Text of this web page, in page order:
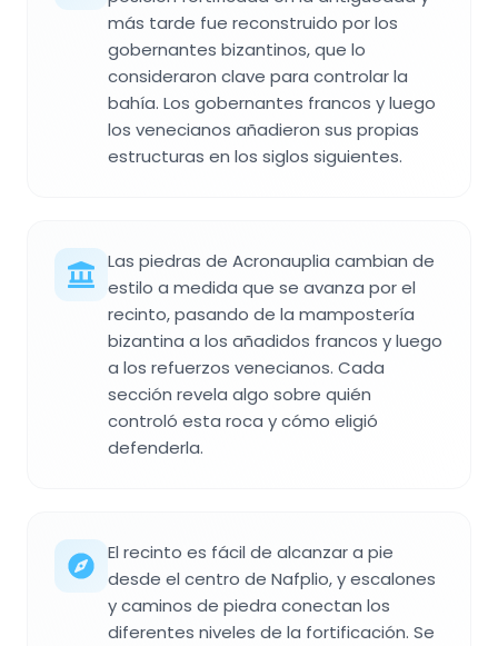
más tarde fue reconstruido por los
gobernantes bizantinos, que lo
consideraron clave para controlar la
bahía. Los gobernantes francos y luego
los venecianos añadieron sus propias
estructuras en los siglos siguientes.
Las piedras de Acronauplia cambian de
estilo a medida que se avanza por el
recinto, pasando de la mampostería
bizantina a los añadidos francos y luego
a los refuerzos venecianos. Cada
sección revela algo sobre quién
controló esta roca y cómo eligió
defenderla.
El recinto es fácil de alcanzar a pie
desde el centro de Nafplio, y escalones
y caminos de piedra conectan los
diferentes niveles de la fortificación. Se